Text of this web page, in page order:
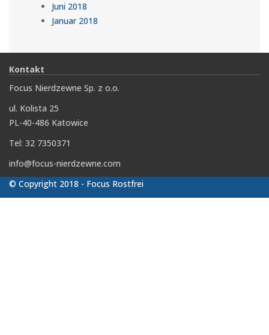
Juni 2018
Januar 2018
Kontakt
Focus Nierdzewne Sp. z o.o.
ul. Kolista 25
PL-40-486 Katowice
Tel: 32 7350371
info@focus-nierdzewne.com
© Copyright 2018 - Focus Rostfrei